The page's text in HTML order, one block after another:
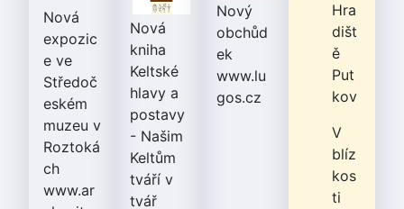
Nová
expozic
e ve
Středoč
eském
muzeu v
Roztoká
ch
www.ar
Nová
kniha
Keltské
hlavy a
postavy
- Našim
Keltům
tváří v
tvář
Nový
obchůd
ek
www.lu
gos.cz
Hra
dišt
ě
Put
kov
V
blíz
kos
ti